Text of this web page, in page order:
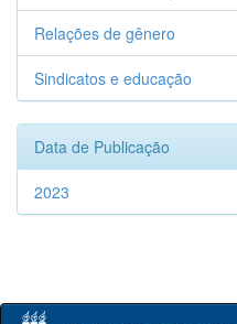
Relações de gênero
Sindicatos e educação
Data de Publicação
2023